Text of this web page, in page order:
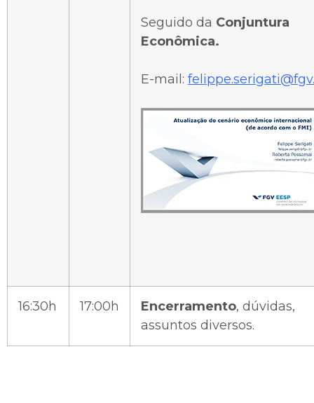
Seguido da Conjuntura
Econômica.
E-mail:
16:30h 17:00h Encerramento, dúvidas,
assuntos diversos.